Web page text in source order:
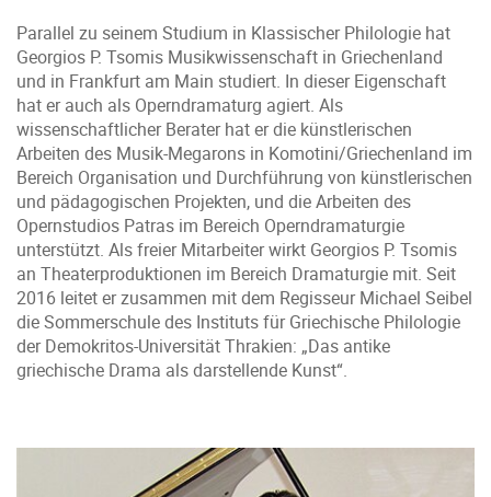
Parallel zu seinem Studium in Klassischer Philologie hat
Georgios P. Tsomis Musikwissenschaft in Griechenland
und in Frankfurt am Main studiert. In dieser Eigenschaft
hat er auch als Operndramaturg agiert. Als
wissenschaftlicher Berater hat er die künstlerischen
Arbeiten des Musik-Megarons in Komotini/Griechenland im
Bereich Organisation und Durchführung von künstlerischen
und pädagogischen Projekten, und die Arbeiten des
Opernstudios Patras im Bereich Operndramaturgie
unterstützt. Als freier Mitarbeiter wirkt Georgios P. Tsomis
an Theaterproduktionen im Bereich Dramaturgie mit. Seit
2016 leitet er zusammen mit dem Regisseur Michael Seibel
die Sommerschule des Instituts für Griechische Philologie
der Demokritos-Universität Thrakien: „Das antike
griechische Drama als darstellende Kunst“.